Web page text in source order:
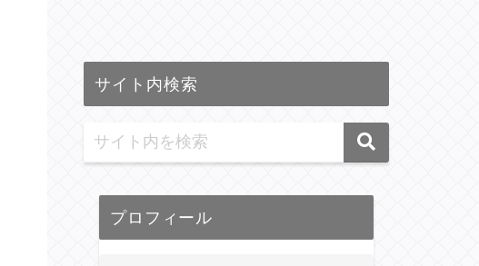
サイト内検索
プロフィール